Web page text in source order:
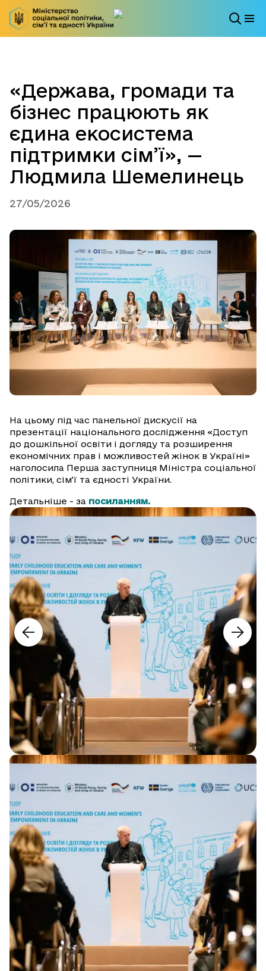
«Держава, громади та
бізнес працюють як
єдина екосистема
підтримки сім’ї», —
Людмила Шемелинець
27/05/2026
На цьому під час панельної дискусії на
презентації національного дослідження «Доступ
до дошкільної освіти і догляду та розширення
економічних прав і можливостей жінок в Україні»
наголосила Перша заступниця Міністра соціальної
політики, сімʼї та єдності України.
Детальніше - за посиланням.